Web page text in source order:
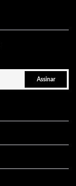
Assinar